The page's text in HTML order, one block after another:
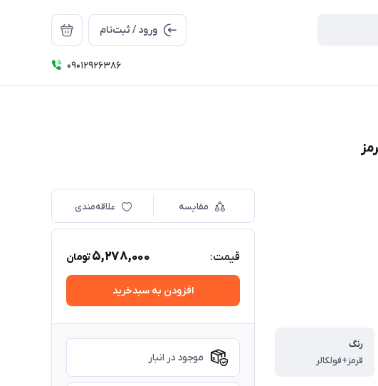
ورود / ثبت‌نام
09012926386
رنگ
قرمز+فولکالر
مقایسه علاقه‌مندی
قیمت: 5,278,000تومان
افزودن به سبدخرید
موجود در انبار